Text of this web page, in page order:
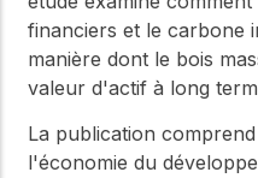
financiers et le carbone
manière dont le bois
valeur d'actif à long
La publication
l'économie du